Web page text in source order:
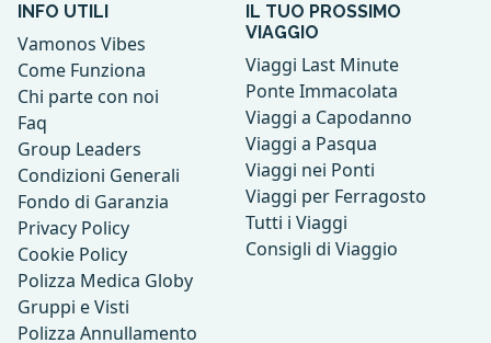
INFO UTILI
Vamonos Vibes
Come Funziona
Chi parte con noi
Faq
Group Leaders
Condizioni Generali
Fondo di Garanzia
Privacy Policy
Cookie Policy
Polizza Medica Globy
Gruppi e Visti
Polizza Annullamento
IL TUO PROSSIMO
VIAGGIO
Viaggi Last Minute
Ponte Immacolata
Viaggi a Capodanno
Viaggi a Pasqua
Viaggi nei Ponti
Viaggi per Ferragosto
Tutti i Viaggi
Consigli di Viaggio